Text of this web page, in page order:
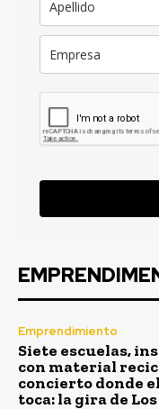
Emprendimiento
Siete escuelas,
con material
concierto donde
toca: la gira de